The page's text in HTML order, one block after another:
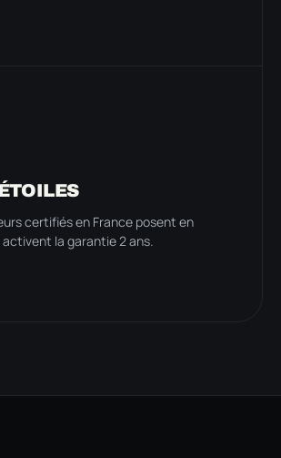
certifiés en France posent en
activent la garantie 2 ans.